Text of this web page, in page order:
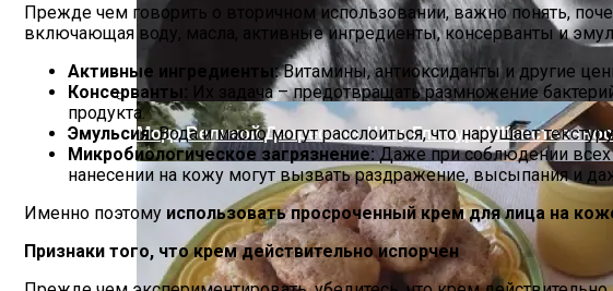
Дом С Минимальными Инженерными Трассами Для
Мода Великой Депрессии: Шик, Гламур И
Прежде чем говорить о вторичном использовании, важно понять,
включающая воду, масла, активные ингредиенты, консерванты и
Активные ингредиенты:Витамины, антиоксиданты и другие
Консерванты: Их задача – предотвращать размножение
продукта.
Эмульсия:Вода и масло могут расслоиться, что нарушает
Микробиологическое загрязнение: Даже при соблюдении всех
нанесении на кожу могут вызвать раздражение, высыпания и
Именно поэтому использовать просроченный крем для лица на
Признаки того, что крем действительно испорчен